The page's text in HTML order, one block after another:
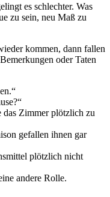
es schlechter. Was
zu sein, neu Maß zu
kommen, dann fallen
oder Taten
das Zimmer plötzlich zu
gefallen ihnen gar
plötzlich nicht
andere Rolle.